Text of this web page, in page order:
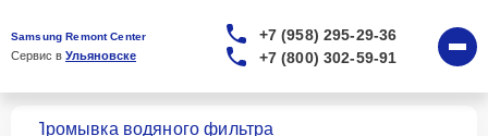
Samsung Remont Center
Сервис в Ульяновске
+7 (958) 295-29-36
+7 (800) 302-59-91
Промывка водяного фильтра